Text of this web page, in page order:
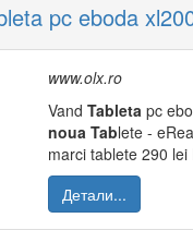
pc eboda
www.olx.ro
Vand Tableta pc
noua Tablete -
marci tablete 290 lei
Детали...